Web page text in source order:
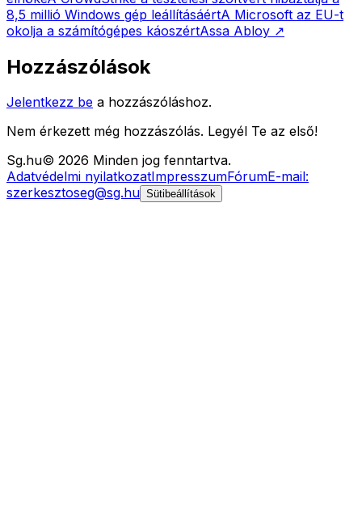
8,5 millió Windows gép leállításáértA Microsoft az EU-t
okolja a számítógépes káoszértAssa Abloy ↗
Hozzászólások
Jelentkezz be a hozzászóláshoz.
Nem érkezett még hozzászólás. Legyél Te az első!
Sg.hu© 2026 Minden jog fenntartva.
Adatvédelmi nyilatkozatImpresszumFórumE-mail:
szerkesztoseg@sg.hu Sütibeállítások